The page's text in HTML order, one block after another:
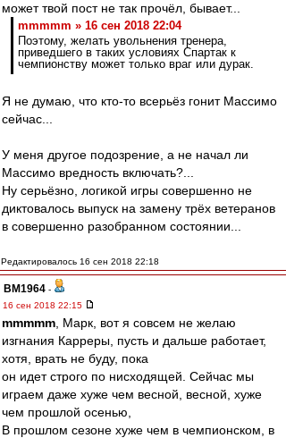
может твой пост не так прочёл, бывает...
mmmmm » 16 сен 2018 22:04
Поэтому, желать увольнения тренера,
приведшего в таких условиях Спартак к
чемпионству может только враг или дурак.
Я не думаю, что кто-то всерьёз гонит Массимо
сейчас...
У меня другое подозрение, а не начал ли
Массимо вредность включать?...
Ну серьёзно, логикой игры совершенно не
диктовалось выпуск на замену трёх ветеранов
в совершенно разобранном состоянии...
Редактировалось 16 сен 2018 22:18
BM1964 -
16 сен 2018 22:15
mmmmm , Марк, вот я совсем не желаю
изгнания Карреры, пусть и дальше работает,
хотя, врать не буду, пока
он идет строго по нисходящей. Сейчас мы
играем даже хуже чем весной, весной, хуже
чем прошлой осенью,
В прошлом сезоне хуже чем в чемпионском, в